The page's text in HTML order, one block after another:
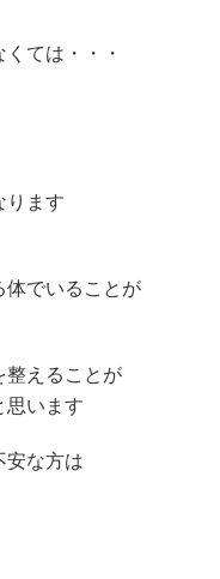
ては・・・
ります
体でいることが
整えることが
思います
安な方は